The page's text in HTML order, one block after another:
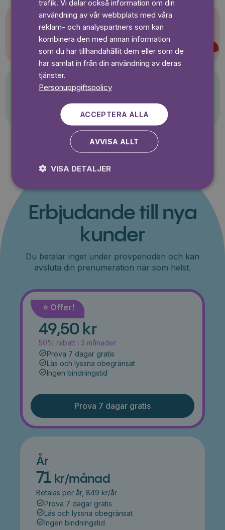
Super-Charlie
Erbjudande till nya
kunder
Du betalar inget under provperioden och kan
avsluta din prenumeration när som helst.
⭐️ Offer!
Månad
49,50 kr
50% rabatt i 3 månader
Prova 7 dagar gratis
Läs och lyssna obegränsat
Ingen bindningstid
Prova 7 dagar gratis
År
71 kr/månad
Betalas per år, 849 kr/år
Prova 7 dagar gratis
Läs och lyssna obegränsat
Ingen bindningstid
trafik. Vi delar också information om din
användning av vår webbplats med våra
reklam- och analyspartners som kan
kombinera den med annan information
som du har tillhandahållit dem eller som de
har samlat in från din användning av deras
tjänster.
Personuppgiftspolicy
ACCEPTERA ALLA
AVVISA ALLT
VISA DETALJER